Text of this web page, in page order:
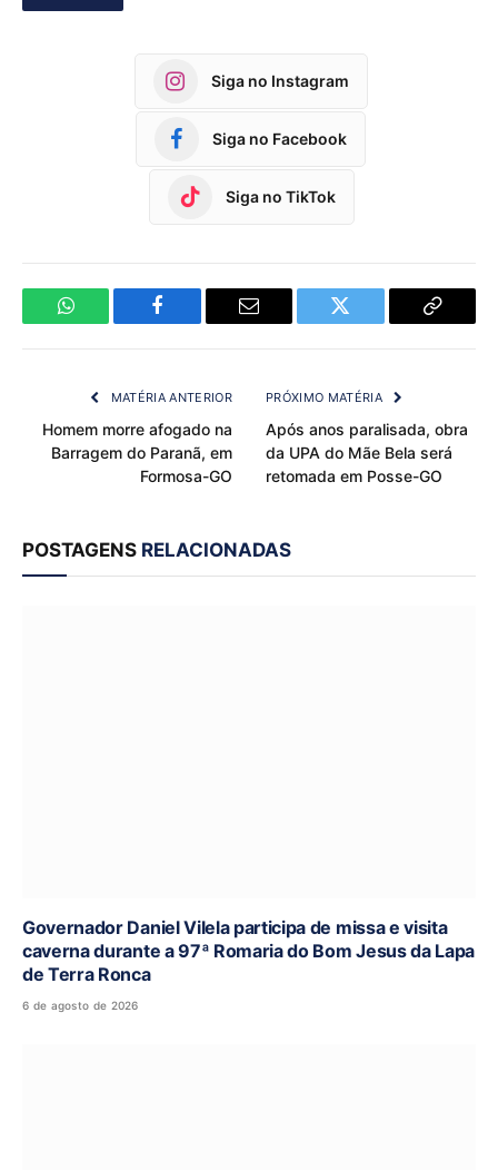
Siga no Instagram
Siga no Facebook
Siga no TikTok
WhatsApp Facebook Email Twitter
Copy
MATÉRIA ANTERIOR
Homem morre afogado na
Barragem do Paranã, em
Formosa-GO
PRÓXIMO MATÉRIA
Após anos paralisada, obra
da UPA do Mãe Bela será
retomada em Posse-GO
POSTAGENS RELACIONADAS
Governador Daniel Vilela participa de missa e visita
caverna durante a 97ª Romaria do Bom Jesus da Lapa
de Terra Ronca
6 de agosto de 2026